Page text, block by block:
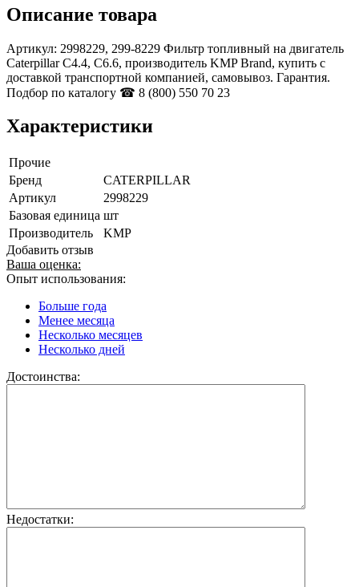
Описание товара
Артикул: 2998229, 299-8229 Фильтр топливный на двигатель
Caterpillar C4.4, C6.6, производитель KMP Brand, купить с
доставкой транспортной компанией, самовывоз. Гарантия.
Подбор по каталогу ☎ 8 (800) 550 70 23
Характеристики
Прочие
Бренд
CATERPILLAR
Артикул
2998229
Базовая единица шт
Производитель
KMP
Добавить отзыв
Ваша оценка:
Опыт использования:
Больше года
Менее месяца
Несколько месяцев
Несколько дней
Достоинства:
Недостатки: